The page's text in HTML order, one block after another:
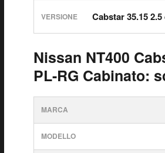
VERSIONE
Nissan NT400
PL-RG Cabinato:
MARCA
MODELLO